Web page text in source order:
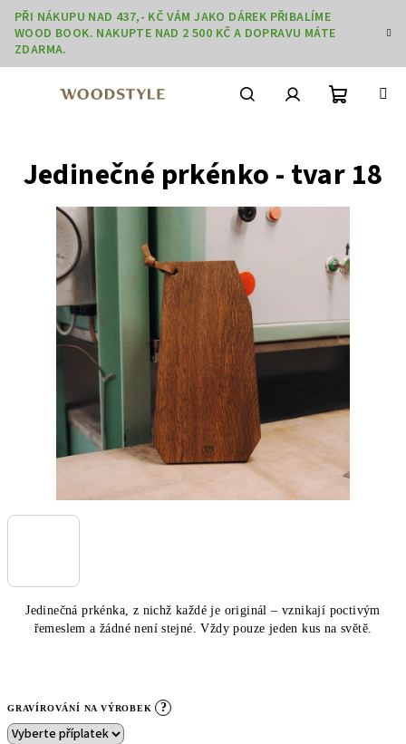
Přejít
obsah
PŘI NÁKUPU NAD 437,- KČ VÁM JAKO DÁREK PŘIBALÍME
WOOD BOOK. NAKUPTE NAD 2 500 KČ A DOPRAVU MÁTE
ZDARMA.
košík
Jedinečná prkénka, z nichž každé je originál – vznikají poctivým
řemeslem a žádné není stejné. Vždy pouze jeden kus na světě.
GRAVÍROVÁNÍ NA VÝROBEK ?
Jedinečné prkénko - tvar 18